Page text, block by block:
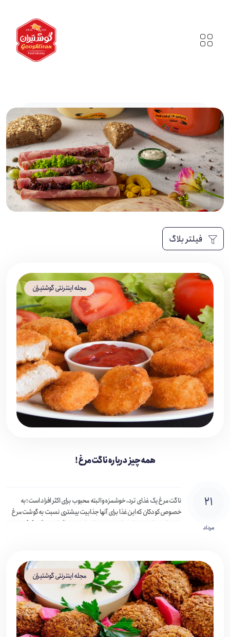
مجله اینترنتی گوشتیران
همه چیز درباره ناگت مرغ !
۲۱
مرداد
ناگت مرغ یک غذای ترد، خوشمزه و البته محبوب برای اکثر افراد است؛ به
خصوص کودکان که این غذا برای آنها جذابیت بیشتری نسبت به گوشت مرغ
پخته شده دارد. در حال حاضر مردم بیشتر از هر نوع گوشت دیگری […]
مجله اینترنتی گوشتیران